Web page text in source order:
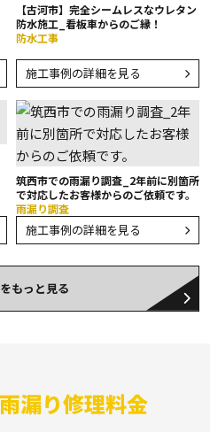
【古河市】完全シームレスなウレタン
防水施工_看板車からのご縁！
防水工事
施工事例の詳細を見る
筑西市での雨漏り調査_2年前に別箇所
で対応したお客様からのご依頼です。
雨漏り調査
施工事例の詳細を見る
もっと見る
雨漏り修理料金